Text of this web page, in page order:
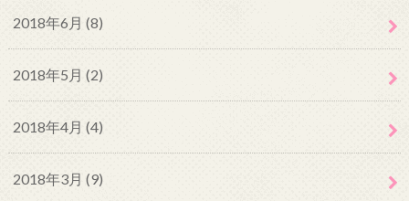
2018年6月 (8)
2018年5月 (2)
2018年4月 (4)
2018年3月 (9)